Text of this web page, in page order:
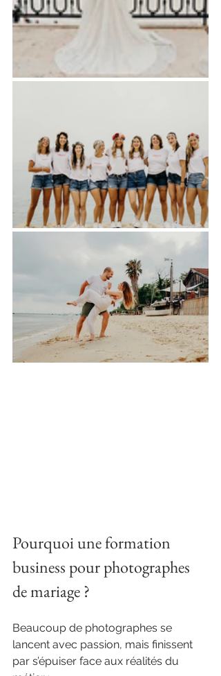
Pourquoi une formation
business pour photographes
de mariage ?
Beaucoup de photographes se
lancent avec passion, mais finissent
par s’épuiser face aux réalités du